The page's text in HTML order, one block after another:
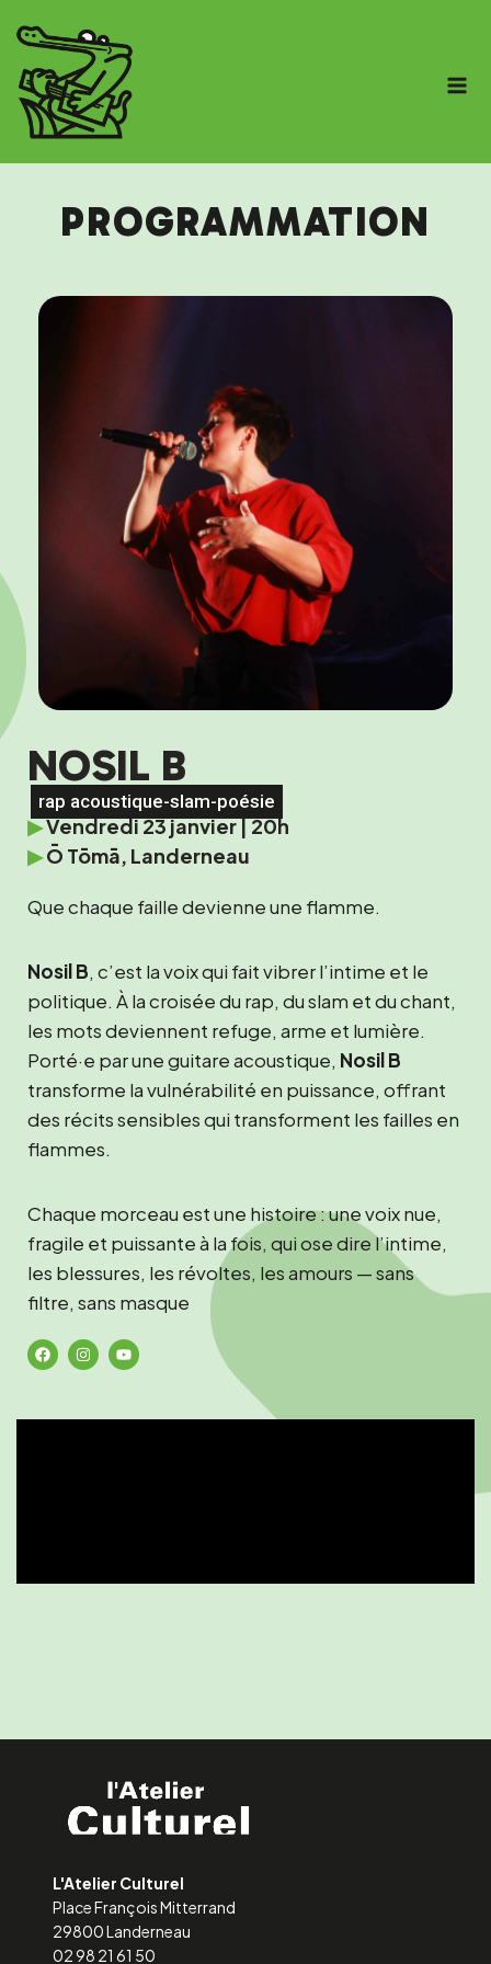
PROGRAMMATION
NOSIL B
rap acoustique-slam-poésie
▶Vendredi 23 janvier | 20h
▶Ō Tōmā, Landerneau
Que chaque faille devienne une flamme.
Nosil B, c’est la voix qui fait vibrer l’intime et le
politique. À la croisée du rap, du slam et du chant,
les mots deviennent refuge, arme et lumière.
Porté·e par une guitare acoustique, Nosil B
transforme la vulnérabilité en puissance, offrant
des récits sensibles qui transforment les failles en
flammes.
Chaque morceau est une histoire : une voix nue,
fragile et puissante à la fois, qui ose dire l’intime,
les blessures, les révoltes, les amours — sans
filtre, sans masque
L'Atelier Culturel
Place François Mitterrand
29800 Landerneau
02 98 21 61 50